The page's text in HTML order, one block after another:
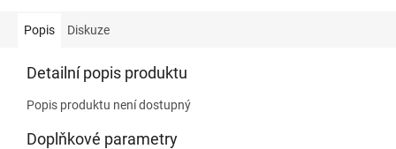
Popis Diskuze
Detailní popis produktu
Popis produktu není dostupný
Doplňkové parametry